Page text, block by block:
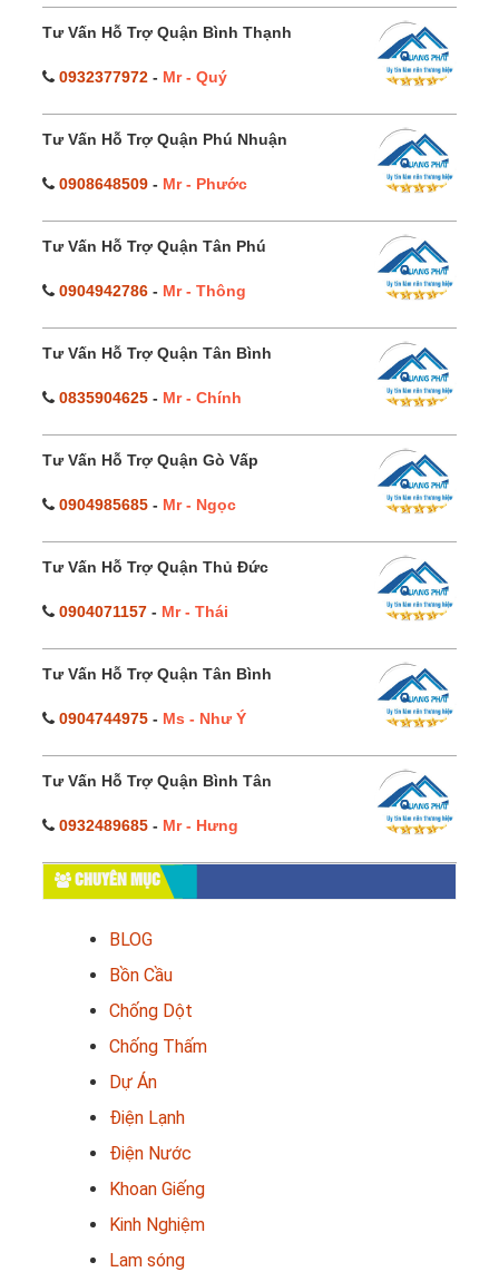
Tư Vấn Hỗ Trợ Quận Bình Thạnh
0932377972 - Mr - Quý
Tư Vấn Hỗ Trợ Quận Phú Nhuận
0908648509 - Mr - Phước
Tư Vấn Hỗ Trợ Quận Tân Phú
0904942786 - Mr - Thông
Tư Vấn Hỗ Trợ Quận Tân Bình
0835904625 - Mr - Chính
Tư Vấn Hỗ Trợ Quận Gò Vấp
0904985685 - Mr - Ngọc
Tư Vấn Hỗ Trợ Quận Thủ Đức
0904071157 - Mr - Thái
Tư Vấn Hỗ Trợ Quận Tân Bình
0904744975 - Ms - Như Ý
Tư Vấn Hỗ Trợ Quận Bình Tân
0932489685 - Mr - Hưng
CHUYÊN MỤC
BLOG
Bồn Cầu
Chống Dột
Chống Thấm
Dự Án
Điện Lạnh
Điện Nước
Khoan Giếng
Kinh Nghiệm
Lam sóng